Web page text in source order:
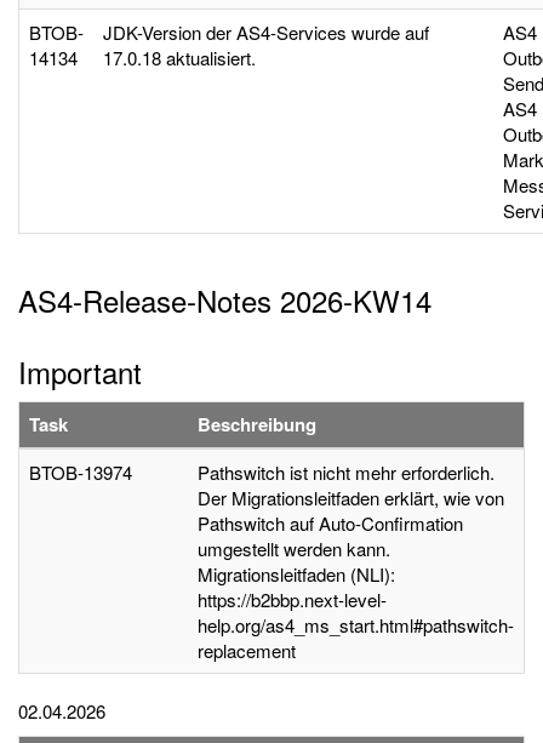
BTOB-
14134
JDK-Version der AS4-Services wurde auf
17.0.18 aktualisiert.
AS4
AS4
AS4-Release-Notes 2026-KW14
Important
Task Beschreibung
BTOB-13974
Pathswitch ist nicht mehr erforderlich.
Der Migrationsleitfaden erklärt, wie von
Pathswitch auf Auto-Confirmation
umgestellt werden kann.
Migrationsleitfaden (NLI):
https://b2bbp.next-level-
help.org/as4_ms_start.html#pathswitch-
replacement
02.04.2026